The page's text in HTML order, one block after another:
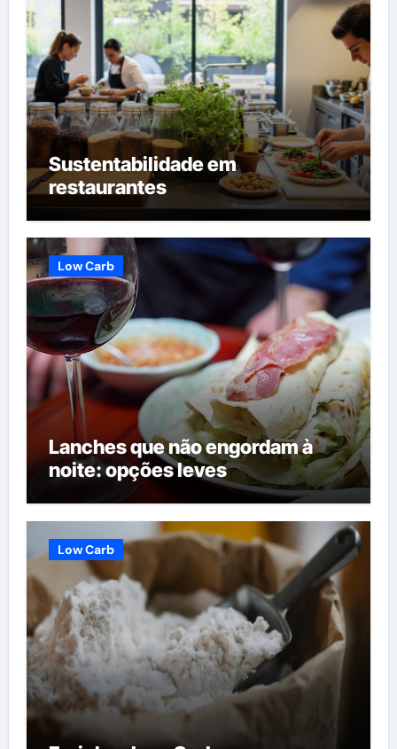
Sustentabilidade em
restaurantes
Low Carb
Lanches que não engordam à
noite: opções leves
Low Carb